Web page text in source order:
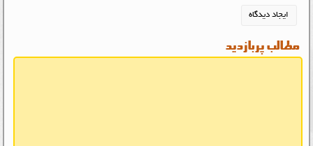
مطالب پربازدید